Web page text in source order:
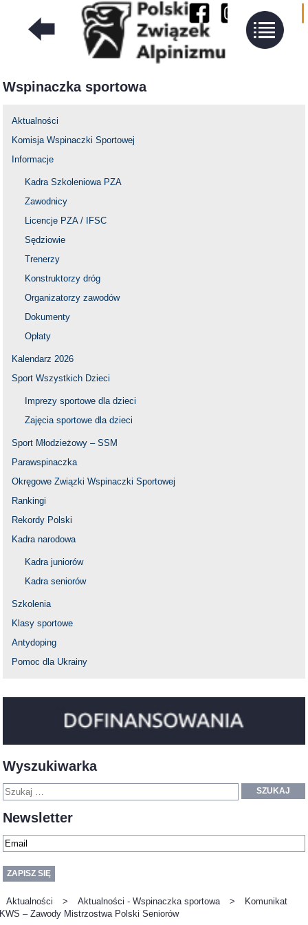
Wspinaczka sportowa
Aktualności
Komisja Wspinaczki Sportowej
Informacje
Kadra Szkoleniowa PZA
Zawodnicy
Licencje PZA / IFSC
Sędziowie
Trenerzy
Konstruktorzy dróg
Organizatorzy zawodów
Dokumenty
Opłaty
Kalendarz 2026
Sport Wszystkich Dzieci
Imprezy sportowe dla dzieci
Zajęcia sportowe dla dzieci
Sport Młodzieżowy – SSM
Parawspinaczka
Okręgowe Związki Wspinaczki Sportowej
Rankingi
Rekordy Polski
Kadra narodowa
Kadra juniorów
Kadra seniorów
Szkolenia
Klasy sportowe
Antydoping
Pomoc dla Ukrainy
Wyszukiwarka
SZUKAJ
Newsletter
Aktualności > Aktualności - Wspinaczka sportowa >
Komunikat
KWS – Zawody Mistrzostwa Polski Seniorów